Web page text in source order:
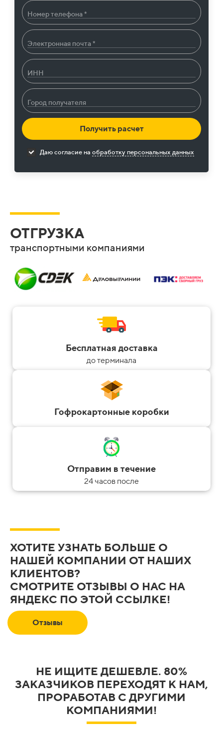
Номер телефона *
Электронная почта *
ИНН
Город получателя
Получить расчет
Даю согласие на обработку персональных данных
ОТГРУЗКА
транспортными компаниями
Бесплатная доставка
до терминала
Гофрокартонные коробки
Отправим в течение
24 часов после
ХОТИТЕ УЗНАТЬ БОЛЬШЕ О
НАШЕЙ КОМПАНИИ ОТ НАШИХ
КЛИЕНТОВ?
СМОТРИТЕ ОТЗЫВЫ О НАС НА
ЯНДЕКС ПО ЭТОЙ ССЫЛКЕ!
Отзывы
НЕ ИЩИТЕ ДЕШЕВЛЕ. 80%
ЗАКАЗЧИКОВ ПЕРЕХОДЯТ К НАМ,
ПРОРАБОТАВ С ДРУГИМИ
КОМПАНИЯМИ!